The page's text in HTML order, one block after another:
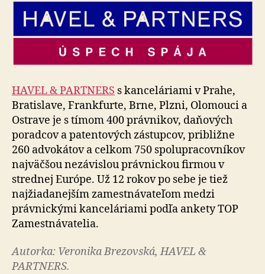
HAVEL & PARTNERS s kanceláriami v Prahe,
Bratislave, Frankfurte, Brne, Plzni, Olomouci a
Ostrave je s tímom 400 právnikov, daňových
poradcov a patentových zá­stup­cov, približne
260 advokátov a celkom 750 spo­lu­pra­cov­ní­kov
najväčšou nezávislou právnickou firmou v
strednej Európe. Už 12 rokov po sebe je tiež
najžiadanejším za­mes­tná­va­te­ľom medzi
právnickými kanceláriami podľa an­ke­ty TOP
Zamestnávatelia.
Autorka: Veronika Brezovská, HAVEL &
PARTNERS.